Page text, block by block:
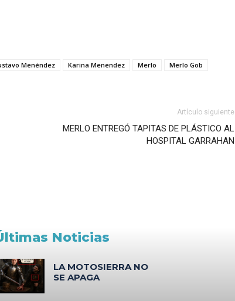
Menéndez Karina Menendez Merlo Merlo Gob
Artículo siguiente
MERLO ENTREGÓ TAPITAS DE PLÁSTICO AL
HOSPITAL GARRAHAN
Noticias
LA MOTOSIERRA NO
SE APAGA